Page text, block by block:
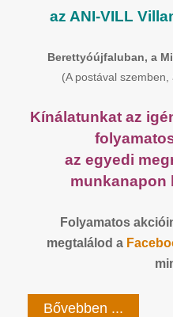
az ANI-VILL
Berettyóújfaluban, a
(A postával
Kínálatunkat az
az egyedi
munkanapon
Folyamatos
megtalálod a
Bővebben ...